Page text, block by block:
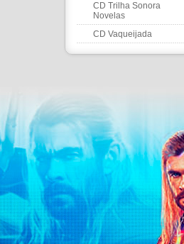
CD Trilha Sonora
Novelas
CD Vaqueijada